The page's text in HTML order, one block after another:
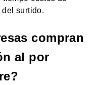
surtido.
compran
al por